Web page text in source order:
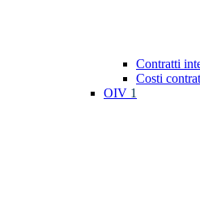
Contratti
Costi
OIV 1